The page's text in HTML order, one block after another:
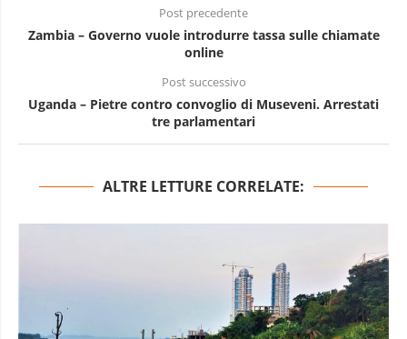
Post precedente
Zambia – Governo vuole introdurre tassa sulle chiamate
online
Post successivo
Uganda – Pietre contro convoglio di Museveni. Arrestati
tre parlamentari
ALTRE LETTURE CORRELATE: